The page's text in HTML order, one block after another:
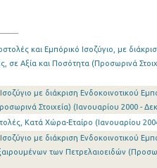
και Εμπόρικό Ισοζύγιο, με
σε Αξία και Ποσότητα (Προσωρινά
με διάκριση Ενδοκοινοτικού
Στοιχεία) (Ιανουαρίου 2000 -
Κατά Χώρα-Εταίρο (Ιανουαρίου
με διάκριση Ενδοκοινοτικού
των Πετρελαιοειδών